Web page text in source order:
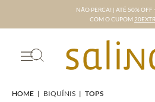
NÃO PERCA! | ATÉ 50% OFF
COM O CUPOM
HOME | BIQUÍNIS | TOPS